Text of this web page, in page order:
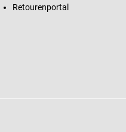
Retourenportal